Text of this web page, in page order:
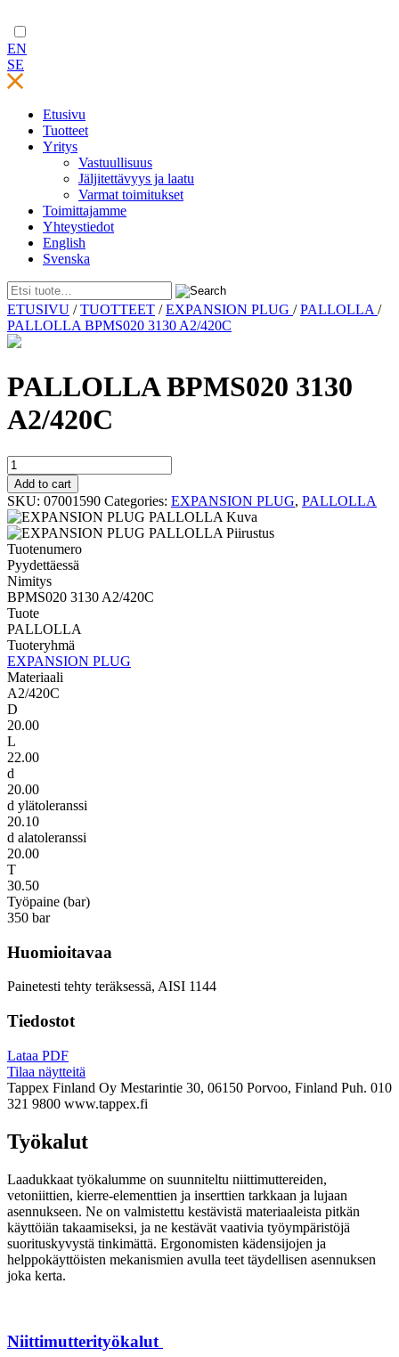
EN
SE
Etusivu
Tuotteet
Yritys
Vastuullisuus
Jäljitettävyys ja laatu
Varmat toimitukset
Toimittajamme
Yhteystiedot
English
Svenska
Skip
to
content
ETUSIVU /TUOTTEET /EXPANSION PLUG /PALLOLLA /
PALLOLLA BPMS020 3130 A2/420C
PALLOLLA BPMS020 3130
A2/420C
PALLOLLA
BPMS020
3130
A2/420C
quantity
Add to cart
SKU: 07001590 Categories: EXPANSION PLUG, PALLOLLA
Tuotenumero
Pyydettäessä
Nimitys
BPMS020 3130 A2/420C
Tuote
PALLOLLA
Tuoteryhmä
EXPANSION PLUG
Materiaali
A2/420C
D
20.00
L
22.00
d
20.00
d ylätoleranssi
20.10
d alatoleranssi
20.00
T
30.50
Työpaine (bar)
350 bar
Huomioitavaa
Painetesti tehty teräksessä, AISI 1144
Tiedostot
Lataa PDF
Tilaa näytteitä
Tappex Finland Oy Mestarintie 30, 06150 Porvoo, Finland Puh. 010
321 9800 www.tappex.fi
Työkalut
Laadukkaat työkalumme on suunniteltu niittimuttereiden,
vetoniittien, kierre-elementtien ja inserttien tarkkaan ja lujaan
asennukseen. Ne on valmistettu kestävistä materiaaleista pitkän
käyttöiän takaamiseksi, ja ne kestävät vaativia työympäristöjä
suorituskyvystä tinkimättä. Ergonomisten kädensijojen ja
helppokäyttöisten mekanismien avulla teet täydellisen asennuksen
joka kerta.
Niittimutterityökalut